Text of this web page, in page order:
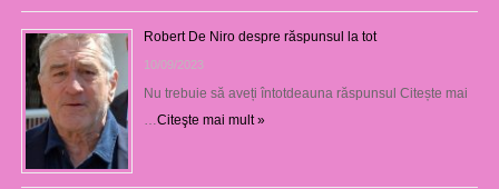
Robert De Niro despre răspunsul la tot
10/09/2023
Nu trebuie să aveți întotdeauna răspunsul Citește mai
Citeşte mai mult »